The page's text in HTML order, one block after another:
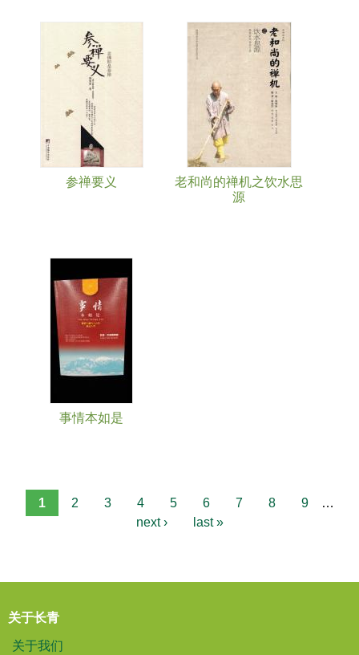
参禅要义
老和尚的禅机之饮水思
源
事情本如是
1 2 3 4 5 6 7 8 9
…
next ›
last »
关于长青
关于我们